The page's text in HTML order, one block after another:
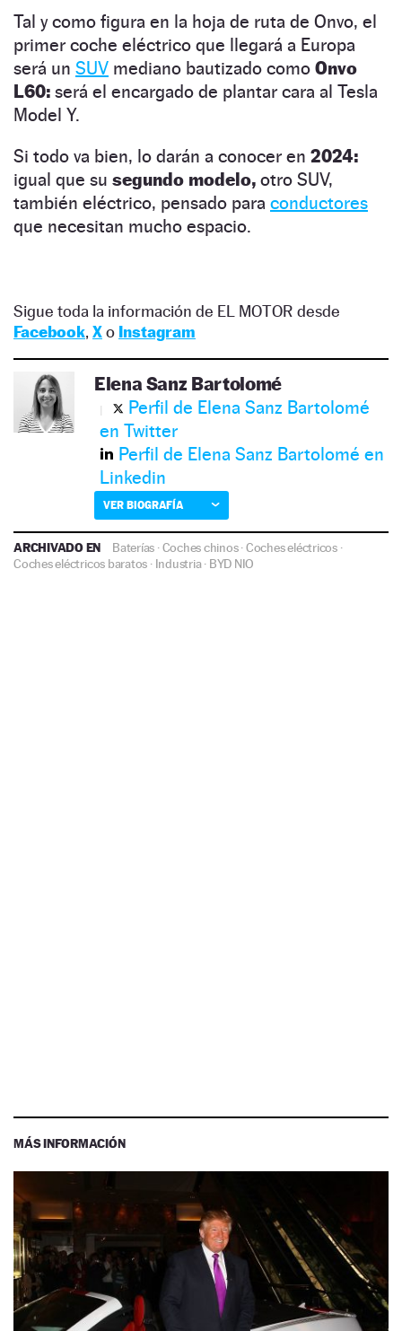
Tal y como figura en la hoja de ruta de Onvo, el
primer coche eléctrico que llegará a Europa
será un SUV mediano bautizado como Onvo
L60: será el encargado de plantar cara al Tesla
Model Y.
Si todo va bien, lo darán a conocer en 2024:
igual que su segundo modelo, otro SUV,
también eléctrico, pensado para conductores
que necesitan mucho espacio.
Sigue toda la información de EL MOTOR desde
Facebook, Xo Instagram
Elena Sanz Bartolomé
Perfil de Elena Sanz Bartolomé
en Twitter
Perfil de Elena Sanz Bartolomé en
Linkedin
VER BIOGRAFÍA
ARCHIVADO EN Baterías ·Coches chinos·Coches eléctricos·
Coches eléctricos baratos · Industria· BYD NIO
MÁS INFORMACIÓN